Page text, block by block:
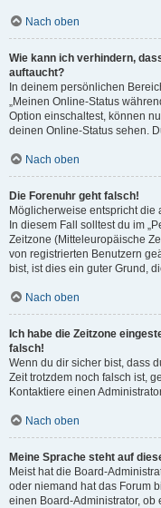
Nach oben
Wie kann ich verhindern,
auftaucht?
In deinem persönlichen
„Meinen Online-Status
Option einschaltest, können
deinen Online-Status sehen.
Nach oben
Die Forenuhr geht falsch!
Möglicherweise entspricht
In diesem Fall solltest du im
Zeitzone (Mitteleuropäische
von registrierten Benutzern
bist, ist dies ein guter Grund,
Nach oben
Ich habe die Zeitzone
falsch!
Wenn du dir sicher bist, dass
Zeit trotzdem noch falsch ist,
Kontaktiere einen
Nach oben
Meine Sprache steht auf
Meist hat die Board-
oder niemand hat das Forum
einen Board-Administrator, ob